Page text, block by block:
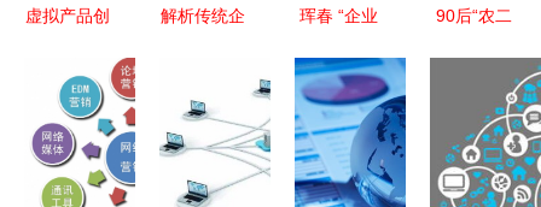
虚拟产品创
格网带您解
锁互联网销
售新机遇
解析传统企
珲春 “企业
农业助力乡
村振兴 互
联网销售
90后“农二
上年销2万
吨盘锦大米
助民致富的